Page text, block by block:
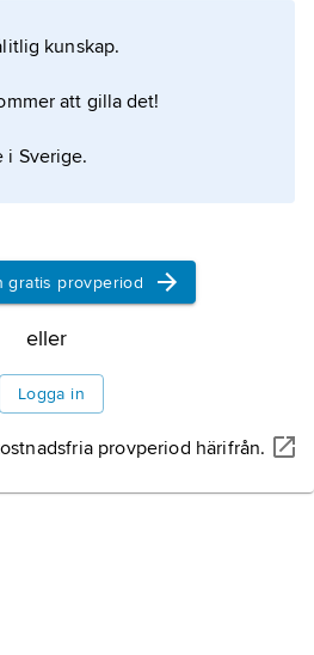
om artikeln
kunskap.
att gilla det!
i Sverige.
gratis provperiod
eller
Logga in
provperiod härifrån.